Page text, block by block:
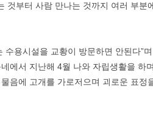
것부터 사람 만나는 것까지 여러 부분
용시설을 교황이 방문하면 안된다”며
에서 지난해 4월 나와 자립생활을 하
음에 고개를 가로저으며 괴로운 표정